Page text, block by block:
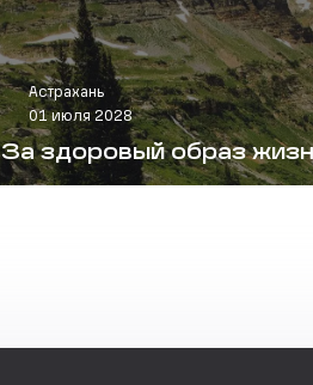
Астрахань
01 июля 2028
За здоровый образ